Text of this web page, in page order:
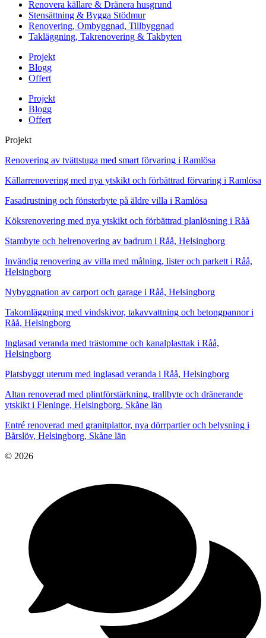
Renovera källare & Dränera husgrund
Stensättning & Bygga Stödmur
Renovering, Ombyggnad, Tillbyggnad
Takläggning, Takrenovering & Takbyten
Projekt
Blogg
Offert
Projekt
Blogg
Offert
Projekt
Renovering av tvättstuga med smart förvaring i Ramlösa
Källarrenovering med nya ytskikt och förbättrad förvaring i Ramlösa
Fasadrustning och fönsterbyte på äldre villa i Ramlösa
Köksrenovering med nya ytskikt och förbättrad planlösning i Råå
Stambyte och helrenovering av badrum i Råå, Helsingborg
Invändig renovering av villa med målning, lister och parkett i Råå,
Helsingborg
Nybyggnation av carport och garage i Råå, Helsingborg
Takomläggning med vindskivor, takavvattning och betongpannor i
Råå, Helsingborg
Inglasad veranda med trästomme och kanalplasttak i Råå,
Helsingborg
Platsbyggt uterum med inglasad veranda i Råå, Helsingborg
Altan renoverad med plintförstärkning, trallbyte och dränerande
ytskikt i Fleninge, Helsingborg, Skåne län
Entré renoverad med granitplattor, nya dörrpartier och belysning i
Bårslöv, Helsingborg, Skåne län
© 2026